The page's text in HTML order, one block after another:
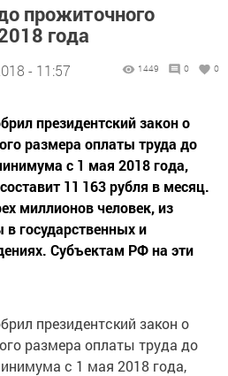
прожиточного
года
- 11:57 1449 0 0
президентский закон о
размера оплаты труда до
с 1 мая 2018 года,
11 163 рубля в месяц.
миллионов человек, из
государственных и
Субъектам РФ на эти
президентский закон о
размера оплаты труда до
с 1 мая 2018 года,